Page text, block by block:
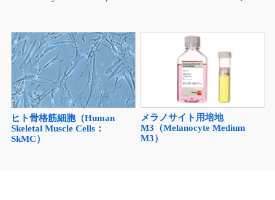
ヒト骨格筋細胞（Human
Skeletal Muscle Cells：
SkMC）
メラノサイト用培地
M3（Melanocyte Medium
M3）